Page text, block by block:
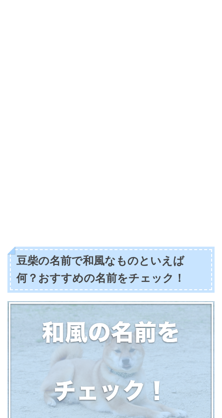
豆柴の名前で和風なものといえば
何？おすすめの名前をチェック！